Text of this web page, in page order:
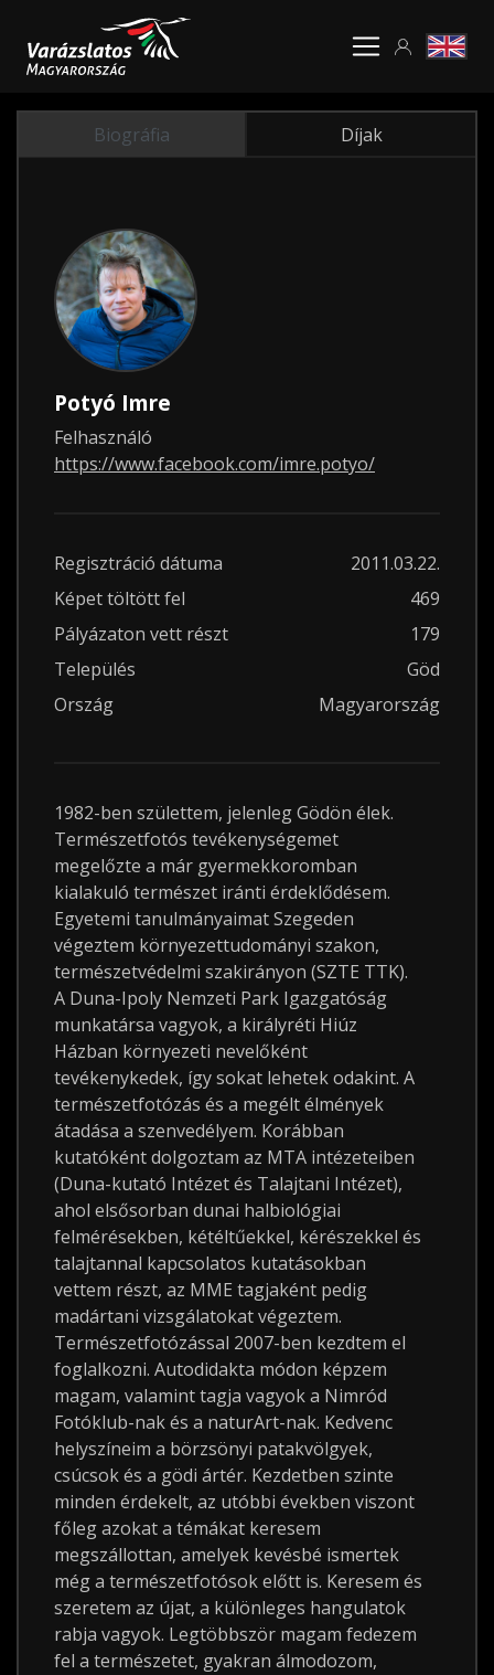
Biográfia Díjak
Potyó Imre
Felhasználó
https://www.facebook.com/imre.potyo/
Regisztráció dátuma
2011.03.22.
Képet töltött fel
469
Pályázaton vett részt
179
Település
Göd
Ország
Magyarország
1982-ben születtem, jelenleg Gödön élek.
Természetfotós tevékenységemet
megelőzte a már gyermekkoromban
kialakuló természet iránti érdeklődésem.
Egyetemi tanulmányaimat Szegeden
végeztem környezettudományi szakon,
természetvédelmi szakirányon (SZTE TTK).
A Duna-Ipoly Nemzeti Park Igazgatóság
munkatársa vagyok, a királyréti Hiúz
Házban környezeti nevelőként
tevékenykedek, így sokat lehetek odakint. A
természetfotózás és a megélt élmények
átadása a szenvedélyem. Korábban
kutatóként dolgoztam az MTA intézeteiben
(Duna-kutató Intézet és Talajtani Intézet),
ahol elsősorban dunai halbiológiai
felmérésekben, kétéltűekkel, kérészekkel és
talajtannal kapcsolatos kutatásokban
vettem részt, az MME tagjaként pedig
madártani vizsgálatokat végeztem.
Természetfotózással 2007-ben kezdtem el
foglalkozni. Autodidakta módon képzem
magam, valamint tagja vagyok a Nimród
Fotóklub-nak és a naturArt-nak. Kedvenc
helyszíneim a börzsönyi patakvölgyek,
csúcsok és a gödi ártér. Kezdetben szinte
minden érdekelt, az utóbbi években viszont
főleg azokat a témákat keresem
megszállottan, amelyek kevésbé ismertek
még a természetfotósok előtt is. Keresem és
szeretem az újat, a különleges hangulatok
rabja vagyok. Legtöbbször magam fedezem
fel a természetet, gyakran álmodozom,